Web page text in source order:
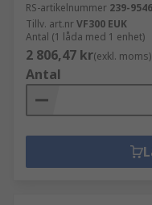
RS-artikelnummer 239-9546
Tillv. art.nrVF300 EUK
Antal (1 låda med 1 enhet)
2 806,47 kr(exkl. moms)
Antal